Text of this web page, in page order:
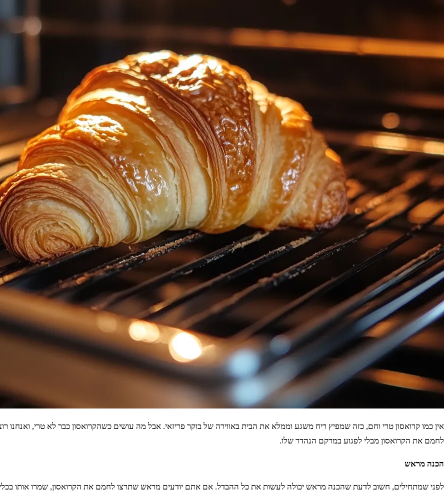
אין כמו קרואסון טרי וחם, כזה שמפיץ ריח משגע וממלא את הבית באווירה של בוקר פריזאי. אבל מה עושים כשהקרואסון כבר לא טרי,
לחמם את הקרואסון מבלי לפגוע במרקם הנהדר שלו.
הכנה מראש
לפני שמתחילים, חשוב לדעת שהכנה מראש יכולה לעשות את כל ההבדל. אם אתם יודעים מראש שתרצו לחמם את הקרואסון, שמרו אותו בכלי